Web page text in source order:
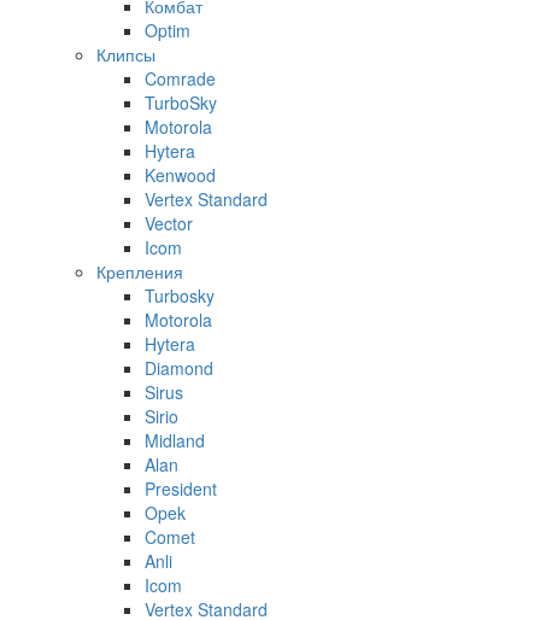
Комбат
Optim
Клипсы
Comrade
TurboSky
Motorola
Hytera
Kenwood
Vertex Standard
Vector
Icom
Крепления
Turbosky
Motorola
Hytera
Diamond
Sirus
Sirio
Midland
Alan
President
Opek
Comet
Anli
Icom
Vertex Standard